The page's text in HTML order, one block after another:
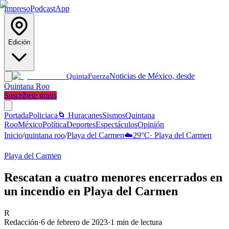
ImpresoPodcastApp
Edición
QuintaFuerzaNoticias de México, desde
Quintana Roo
Suscríbete gratis
PortadaPoliciaca 🌀 HuracanesSismosQuintana
RooMéxicoPolíticaDeportesEspectáculosOpinión
Inicio/quintana roo/Playa del Carmen☁️29°C· Playa del Carmen
Playa del Carmen
Rescatan a cuatro menores encerrados en
un incendio en Playa del Carmen
R
Redacción·6 de febrero de 2023·1 min de lectura